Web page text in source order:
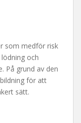
som medför risk
och
På grund av den
för att
sätt.